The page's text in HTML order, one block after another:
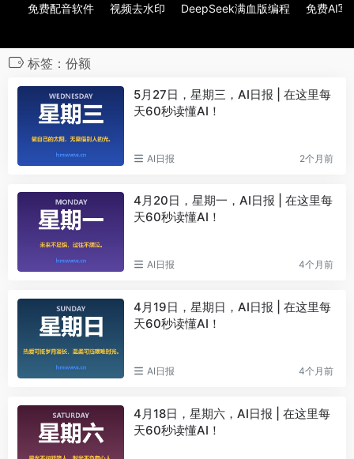
免费配音软件 视频去水印 DeepSeek满血版编程 免费AI写
标签：份额
5月27日，星期三，AI日报 | 在这里每
天60秒读懂AI！
AI日报 2个月前
4月20日，星期一，AI日报 | 在这里每
天60秒读懂AI！
AI日报 4个月前
4月19日，星期日，AI日报 | 在这里每
天60秒读懂AI！
AI日报 4个月前
4月18日，星期六，AI日报 | 在这里每
天60秒读懂AI！